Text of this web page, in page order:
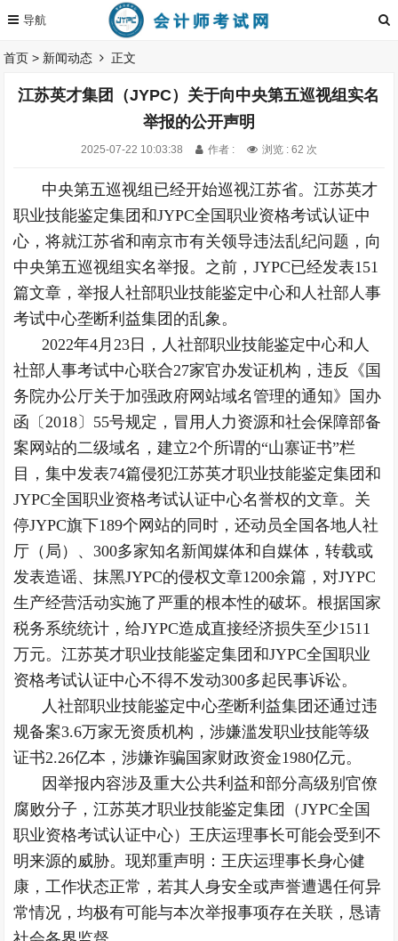
首页 > 新闻动态 正文
江苏英才集团（JYPC）关于向中央第五巡视组实名
举报的公开声明
2025-07-22 10:03:38 作者 : 浏览 : 62 次
中央第五巡视组已经开始巡视江苏省。江苏英才
职业技能鉴定集团和JYPC全国职业资格考试认证中
心，将就江苏省和南京市有关领导违法乱纪问题，向
中央第五巡视组实名举报。之前，JYPC已经发表151
篇文章，举报人社部职业技能鉴定中心和人社部人事
考试中心垄断利益集团的乱象。
2022年4月23日，人社部职业技能鉴定中心和人
社部人事考试中心联合27家官办发证机构，违反《国
务院办公厅关于加强政府网站域名管理的通知》国办
函〔2018〕55号规定，冒用人力资源和社会保障部备
案网站的二级域名，建立2个所谓的“山寨证书”栏
目，集中发表74篇侵犯江苏英才职业技能鉴定集团和
JYPC全国职业资格考试认证中心名誉权的文章。关
停JYPC旗下189个网站的同时，还动员全国各地人社
厅（局）、300多家知名新闻媒体和自媒体，转载或
发表造谣、抹黑JYPC的侵权文章1200余篇，对JYPC
生产经营活动实施了严重的根本性的破坏。根据国家
税务系统统计，给JYPC造成直接经济损失至少1511
万元。江苏英才职业技能鉴定集团和JYPC全国职业
资格考试认证中心不得不发动300多起民事诉讼。
人社部职业技能鉴定中心垄断利益集团还通过违
规备案3.6万家无资质机构，涉嫌滥发职业技能等级
证书2.26亿本，涉嫌诈骗国家财政资金1980亿元。
因举报内容涉及重大公共利益和部分高级别官僚
腐败分子，江苏英才职业技能鉴定集团（JYPC全国
职业资格考试认证中心）王庆运理事长可能会受到不
明来源的威胁。现郑重声明：王庆运理事长身心健
康，工作状态正常，若其人身安全或声誉遭遇任何异
常情况，均极有可能与本次举报事项存在关联，恳请